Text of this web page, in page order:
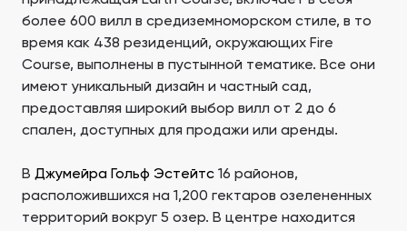
более 600 вилл в средиземноморском стиле, в то
время как 438 резиденций, окружающих Fire
Course, выполнены в пустынной тематике. Все они
имеют уникальный дизайн и частный сад,
предоставляя широкий выбор вилл от 2 до 6
спален, доступных для продажи или аренды.
В Джумейра Гольф Эстейтс 16 районов,
расположившихся на 1,200 гектаров озелененных
территорий вокруг 5 озер. В центре находится